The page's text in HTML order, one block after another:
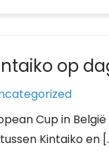
op
Cup in
Kintaiko en